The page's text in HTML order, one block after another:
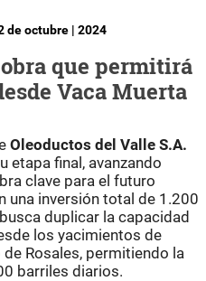
de octubre | 2024
que permitirá
Vaca Muerta
Oleoductos del Valle S.A.
etapa final, avanzando
clave para el futuro
una inversión total de 1.200
duplicar la capacidad
los yacimientos de
Rosales, permitiendo la
barriles diarios.